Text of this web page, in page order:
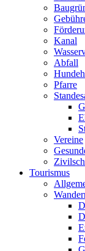
Kanal
Abfall
Pfarre
Vereine
Tourismus